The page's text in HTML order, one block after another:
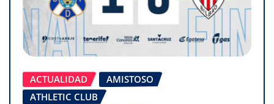
ACTUALIDAD
AMISTOSO
ATHLETIC CLUB